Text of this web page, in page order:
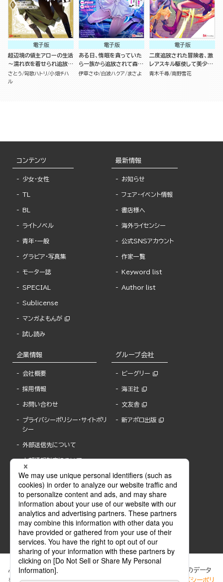
電子版
超辺境の領主アローの生活
～濡れ衣を着せられ追放さ
れましたが、二人の女神と
新生活を送ります～ コミッ
さとう 匈歌ハトリ 小畑チハ
ル
電子版
ある日、惰眠を貪っていた
ら一族から追放されて森に
捨てられました そのまま
伊草さゆ 白波ハクア まさよ
電子版
二度追放された冒険者、激
レアスキル駆使して美少女
軍団を育成中！ コミック版
青木千尋 南野雪花
コンテンツ
少女・女性
TL
BL
ライトノベル
青年・一般
グラビア・写真集
モーター誌
SPECIAL
Sublicense
マンガよもんが
試し読み
最新情報
お知らせ
フェア・イベント情報
書店様へ
海外ライセンシー
公式SNSアカウント
作家一覧
Keyword list
Author list
企業情報
会社概要
採用情報
お問い合わせ
プライバシーポリシー・サイトポリ
シー
外部送信先について
内部通報制度について
グループ会社
ビーグリー
海王社
文友舎
新アポロ出版
ぶんか社が運営するサイトでは、利便性向上のためにCookie等のデータ
を使用しています。 当社のCookieについての詳細は、「プライバシーポリ